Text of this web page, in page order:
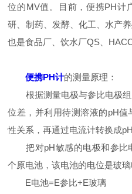
位的MV值。目前，便携PH计
研、制药、发酵、化工、水产
也是食品厂、饮水厂QS、
便携PH计的测量原理：
根据测量电极与参比电极组
位差，并利用待测溶液的pH
性关系，再通过电流计转换成
把对pH敏感的电极和参比
个原电池，该电池的电位是玻
E电池=E参比+E玻璃